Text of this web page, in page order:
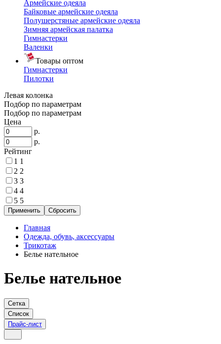
Армейские одеяла
Байковые армейские одеяла
Полушерстяные армейские одеяла
Зимняя армейская палатка
Гимнастерки
Валенки
Товары оптом
Гимнастерки
Пилотки
Левая колонка
Подбор по параметрам
Подбор по параметрам
Цена
р.
р.
Рейтинг
1 1
2 2
3 3
4 4
5 5
Главная
Одежда, обувь, аксессуары
Трикотаж
Белье нательное
Белье нательное
Сетка
Список
Прайс-лист